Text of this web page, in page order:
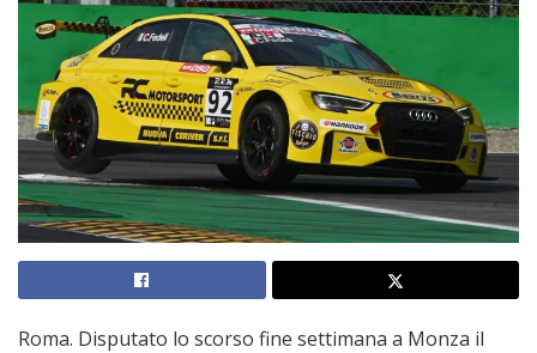
Roma. Disputato lo scorso fine settimana a Monza il